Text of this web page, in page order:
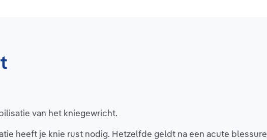
van het kniegewricht.
heeft je knie rust nodig. Hetzelfde geldt na een acute